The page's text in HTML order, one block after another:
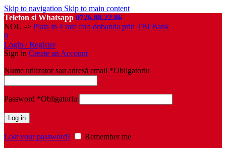
Skip to navigation Skip to main content
Telefon si Whatsapp 0726.88.22.86
NOU -> Plata in 4 rate fara dobanda prin TBI Bank
0
Login / Register
Sign in Create an Account
Nume utilizator sau adresă email *Obligatoriu
Password *Obligatoriu
Log in
Lost your password?
Remember me